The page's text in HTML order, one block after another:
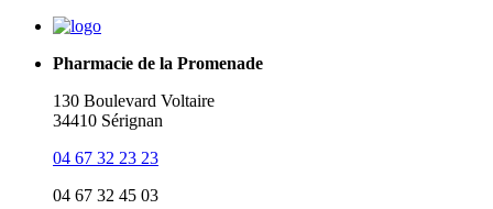
Pharmacie de la Promenade
130 Boulevard Voltaire
34410 Sérignan
04 67 32 23 23
04 67 32 45 03